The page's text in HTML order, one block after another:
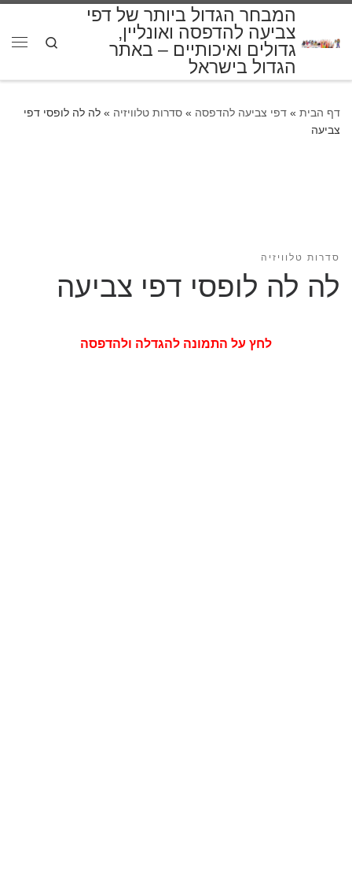
המבחר הגדול ביותר של דפי
צביעה להדפסה ואונליין,
גדולים ואיכותיים – באתר
הגדול בישראל
Search
דף הבית » דפי צביעה להדפסה » סדרות טלוויזיה » לה לה לופסי דפי
צביעה
סדרות טלוויזיה
לה לה לופסי דפי צביעה
לחץ על התמונה להגדלה ולהדפסה